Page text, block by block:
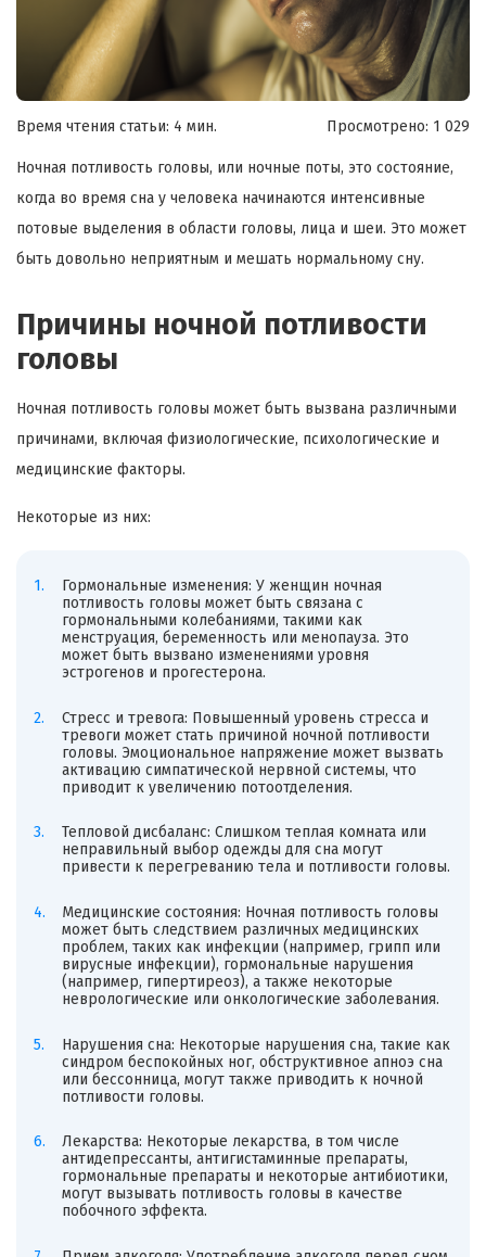
Время чтения статьи: 4 мин. Просмотрено: 1 029
Ночная потливость головы, или ночные поты, это состояние,
когда во время сна у человека начинаются интенсивные
потовые выделения в области головы, лица и шеи. Это может
быть довольно неприятным и мешать нормальному сну.
Причины ночной потливости
головы
Ночная потливость головы может быть вызвана различными
причинами, включая физиологические, психологические и
медицинские факторы.
Некоторые из них:
Гормональные изменения: У женщин ночная
потливость головы может быть связана с
гормональными колебаниями, такими как
менструация, беременность или менопауза. Это
может быть вызвано изменениями уровня
эстрогенов и прогестерона.
Стресс и тревога: Повышенный уровень стресса и
тревоги может стать причиной ночной потливости
головы. Эмоциональное напряжение может вызвать
активацию симпатической нервной системы, что
приводит к увеличению потоотделения.
Тепловой дисбаланс: Слишком теплая комната или
неправильный выбор одежды для сна могут
привести к перегреванию тела и потливости головы.
Медицинские состояния: Ночная потливость головы
может быть следствием различных медицинских
проблем, таких как инфекции (например, грипп или
вирусные инфекции), гормональные нарушения
(например, гипертиреоз), а также некоторые
неврологические или онкологические заболевания.
Нарушения сна: Некоторые нарушения сна, такие как
синдром беспокойных ног, обструктивное апноэ сна
или бессонница, могут также приводить к ночной
потливости головы.
Лекарства: Некоторые лекарства, в том числе
антидепрессанты, антигистаминные препараты,
гормональные препараты и некоторые антибиотики,
могут вызывать потливость головы в качестве
побочного эффекта.